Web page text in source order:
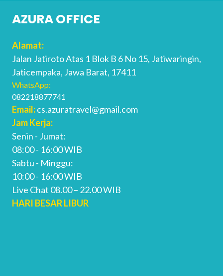
AZURA OFFICE
Alamat:
Jalan Jatiroto Atas 1 Blok B 6 No 15, Jatiwaringin,
Jaticempaka, Jawa Barat, 17411
WhatsApp:
082218877741
Email:cs.azuratravel@gmail.com
Jam Kerja:
Senin - Jumat:
08:00 - 16:00 WIB
Sabtu - Minggu:
10:00 - 16:00 WIB
Live Chat 08.00 – 22.00 WIB
HARI BESAR LIBUR